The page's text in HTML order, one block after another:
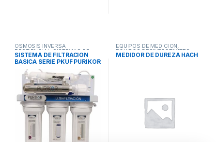
OSMOSIS INVERSA
RESIDENCIAL, SISTEMAS DE
ÓSMOSIS INVERSA Y
UTRAFILTRACIÓN,SISTEMAS DE
SISTEMA DE FILTRACION
BASICA SERIE PKUF PURIKOR
EQUIPOS DE MEDICIÓN,
EQUIPOS DESINFECTANTES ,
SISTEMAS DE TRATAMIENTO DE
MEDIDOR DE DUREZA HACH